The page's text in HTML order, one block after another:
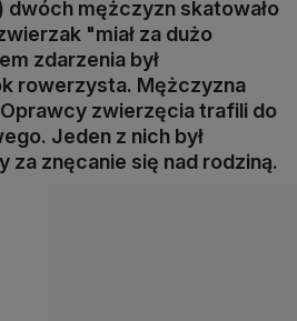
dwóch mężczyzn skatowało
"miał za dużo
zdarzenia był
rowerzysta. Mężczyzna
zwierzęcia trafili do
Jeden z nich był
za znęcanie się nad rodziną.